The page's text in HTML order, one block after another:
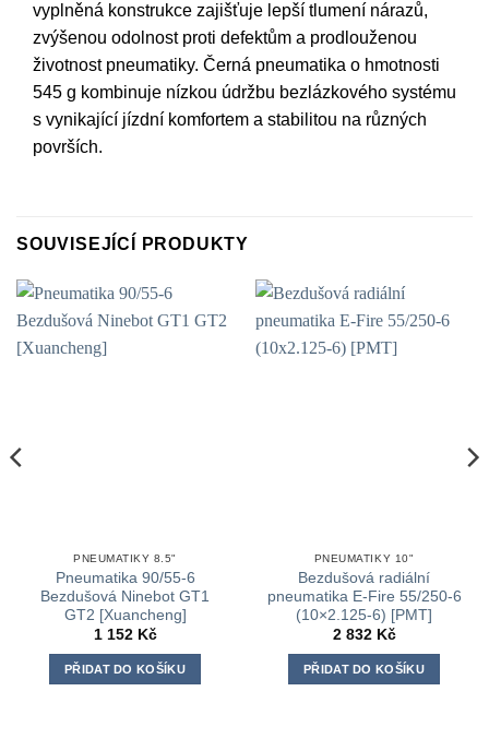
vyplněná konstrukce zajišťuje lepší tlumení nárazů,
zvýšenou odolnost proti defektům a prodlouženou
životnost pneumatiky. Černá pneumatika o hmotnosti
545 g kombinuje nízkou údržbu bezlázkového systému
s vynikající jízdní komfortem a stabilitou na různých
površích.
SOUVISEJÍCÍ PRODUKTY
PNEUMATIKY 8.5"
Pneumatika 90/55-6
Bezdušová Ninebot GT1
GT2 [Xuancheng]
1 152 Kč
PŘIDAT DO KOŠÍKU
PNEUMATIKY 10"
Bezdušová radiální
pneumatika E-Fire 55/250-6
(10×2.125-6) [PMT]
2 832 Kč
PŘIDAT DO KOŠÍKU